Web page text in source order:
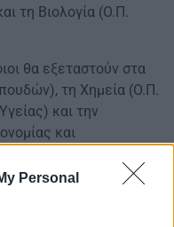
Personal
τη Βιολογία (Ο.Π.
θα εξεταστούν στα
τη Χημεία (Ο.Π.
και την
και
λόγω της